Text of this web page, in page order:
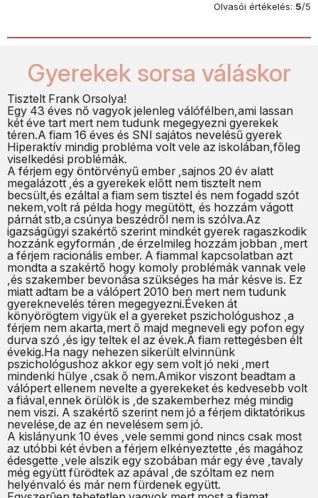
Olvasói értékelés: 5/5
Gyerekek sorsa váláskor
Tisztelt Frank Orsolya!
Egy 43 éves nő vagyok jelenleg válófélben,ami lassan
két éve tart mert nem tudunk megegyezni gyerekek
téren.A fiam 16 éves és SNI sajátos nevelésű gyerek
Hiperaktív mindig probléma volt vele az iskolában,főleg
viselkedési problémák.
A férjem egy öntörvényű ember ,sajnos 20 év alatt
megalázott ,és a gyerekek előtt nem tisztelt nem
becsült,és ezáltal a fiam sem tisztel és nem fogadd szót
nekem,volt rá példa hogy megütött, és hozzám vágott
párnát stb,a csúnya beszédről nem is szólva.Az
igazságügyi szakértő szerint mindkét gyerek ragaszkodik
hozzánk egyformán ,de érzelmileg hozzám jobban ,mert
a férjem racionális ember. A fiammal kapcsolatban azt
mondta a szakértő hogy komoly problémák vannak vele
,és szakember bevonása szükséges ha már késve is. Ez
miatt adtam be a válópert 2010 ben mert nem tudunk
gyereknevelés téren megegyezni.Éveken át
könyörögtem vigyük el a gyereket pszichológushoz ,a
férjem nem akarta,mert ő majd megneveli egy pofon egy
durva szó ,és igy teltek el az évek.A fiam rettegésben élt
évekig.Ha nagy nehezen sikerült elvinnünk
pszichológushoz akkor egy sem volt jó neki ,mert
mindenki hülye ,csak ő nem.Amikor viszont beadtam a
válópert ellenem nevelte a gyerekeket és kedvesebb volt
a fiával,ennek örülök is ,de szakemberhez még mindig
nem viszi. A szakértő szerint nem jó a férjem diktatórikus
nevelése,de az én nevelésem sem jó.
A kislányunk 10 éves ,vele semmi gond nincs csak most
az utóbbi két évben a férjem elkényeztette ,és magához
édesgette ,vele alszik egy szobában már egy éve ,tavaly
még együtt fürödtek az apával ,de szóltam ez nem
helyénvaló és már nem fürdenek együtt.